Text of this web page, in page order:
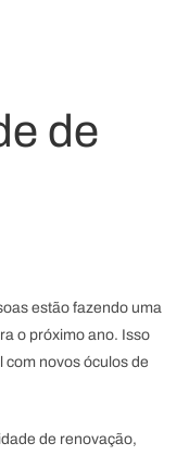
de
estão fazendo uma
o próximo ano. Isso
com novos óculos de
de renovação,